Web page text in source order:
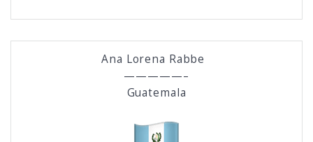
Ana Lorena Rabbe
—————–
Guatemala